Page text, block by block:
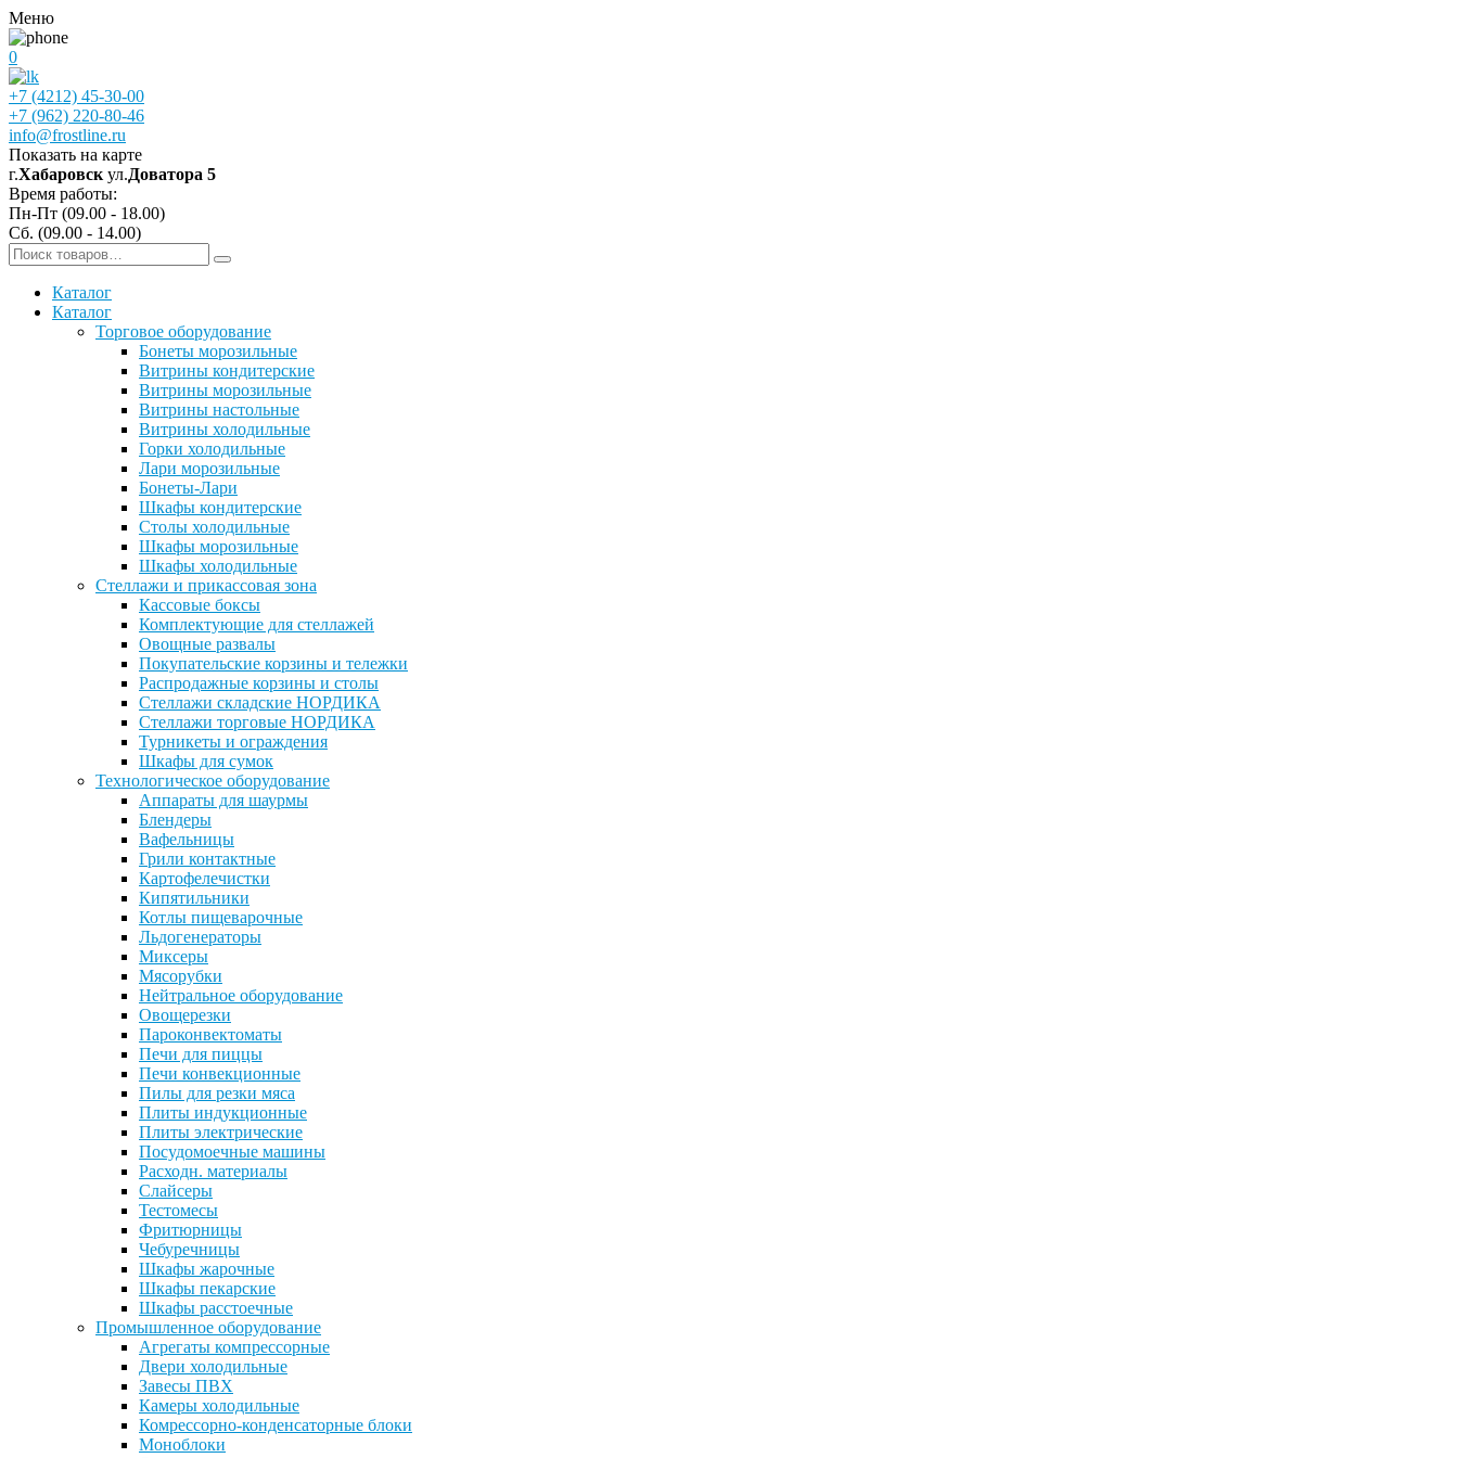
Меню
0
+7 (4212) 45-30-00
+7 (962) 220-80-46
info@frostline.ru
Показать на карте
г.Хабаровск ул.Доватора 5
Время работы:
Пн-Пт (09.00 - 18.00)
Сб. (09.00 - 14.00)
Каталог
Каталог
Торговое оборудование
Бонеты морозильные
Витрины кондитерские
Витрины морозильные
Витрины настольные
Витрины холодильные
Горки холодильные
Лари морозильные
Бонеты-Лари
Шкафы кондитерские
Столы холодильные
Шкафы морозильные
Шкафы холодильные
Стеллажи и прикассовая зона
Кассовые боксы
Комплектующие для стеллажей
Овощные развалы
Покупательские корзины и тележки
Распродажные корзины и столы
Стеллажи складские НОРДИКА
Стеллажи торговые НОРДИКА
Турникеты и ограждения
Шкафы для сумок
Технологическое оборудование
Аппараты для шаурмы
Блендеры
Вафельницы
Грили контактные
Картофелечистки
Кипятильники
Котлы пищеварочные
Льдогенераторы
Миксеры
Мясорубки
Нейтральное оборудование
Овощерезки
Пароконвектоматы
Печи для пиццы
Печи конвекционные
Пилы для резки мяса
Плиты индукционные
Плиты электрические
Посудомоечные машины
Расходн. материалы
Слайсеры
Тестомесы
Фритюрницы
Чебуречницы
Шкафы жарочные
Шкафы пекарские
Шкафы расстоечные
Промышленное оборудование
Агрегаты компрессорные
Двери холодильные
Завесы ПВХ
Камеры холодильные
Комрессорно-конденсаторные блоки
Моноблоки